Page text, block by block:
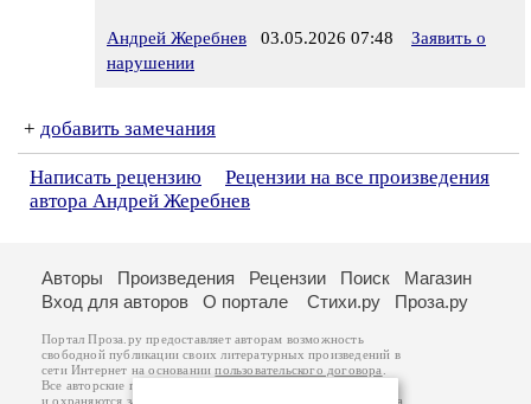
Андрей Жеребнев 03.05.2026 07:48
Заявить о
нарушении
+ добавить замечания
Написать рецензию
Рецензии на все произведения
автора Андрей Жеребнев
Авторы Произведения Рецензии Поиск
Магазин
Вход для авторов
О портале Стихи.ру Проза.ру
Портал Проза.ру предоставляет авторам возможность
свободной публикации своих литературных произведений в
сети Интернет на основаниипользовательского договора
Все авторские права на произведения принадлежат авторам
и охраняются законом . Перепечатка произведений возможна